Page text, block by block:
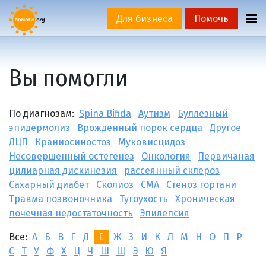
Для бизнеса Помочь
Вы помогли
По диагнозам: Spina Bifida Аутизм
Буллезный
эпидермолиз
Врожденный порок сердца
Другое
ДЦП
Краниосиностоз
Муковисцидоз
Несовершенный остегенез
Онкология
Первичаная
цилиарная дискинезия
рассеянный склероз
Сахарный диабет
Сколиоз СМА
Стеноз гортани
Травма позвоночника
Тугоухость
Хроническая
почечная недостаточность
Эпилепсия
Все: А Б В Г Д Е Ж З И К Л М Н О П
Р
С
Т У Ф Х Ц Ч Ш Щ Э Ю Я